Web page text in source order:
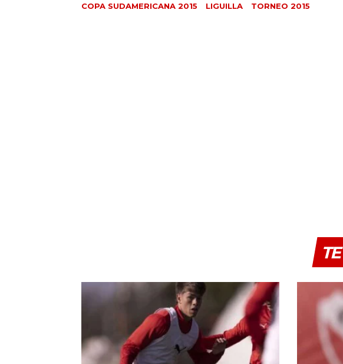
COPA SUDAMERICANA 2015
LIGUILLA TORNEO 2015